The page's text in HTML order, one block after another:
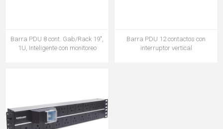
Barra PDU 8 cont. Gab/Rack 19",
1U, Inteligente con monitoreo
Barra PDU 12 contactos con
interruptor vertical